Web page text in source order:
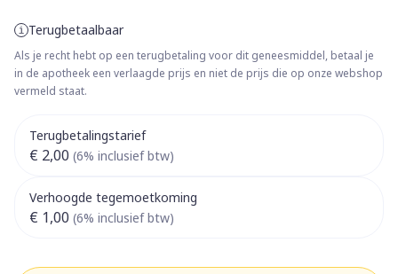
Terugbetaalbaar
Als je recht hebt op een terugbetaling voor dit geneesmiddel, betaal je
in de apotheek een verlaagde prijs en niet de prijs die op onze webshop
vermeld staat.
Terugbetalingstarief
€ 2,00 (6% inclusief btw)
Verhoogde tegemoetkoming
€ 1,00 (6% inclusief btw)